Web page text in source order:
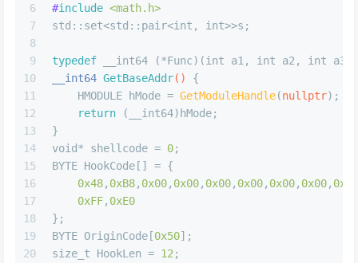
6
7
8
9
10
11
12
13
14
15
16
17
18
19
20
#include <math.h>
std::set<std::pair<int , int>>s;
typedef __int64 (*Func)(int a1, int a2, int a3,
__int64 GetBaseAddr()
{
    HMODULE hMode =
GetModuleHandle(nullptr);
return (__int64)hMode;
}
void* shellcode = 0;
BYTE HookCode[] = {
0x48, 0xB8, 0x00, 0x00, 0x00, 0x00, 0x00, 0x00, 0x00
0xFF, 0xE0
};
BYTE OriginCode[0x50];
size_t HookLen = 12 ;